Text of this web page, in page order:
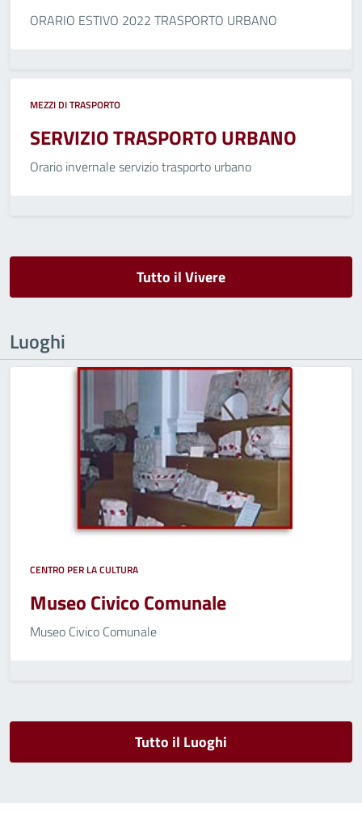
ORARIO ESTIVO 2022 TRASPORTO URBANO
MEZZI DI TRASPORTO
SERVIZIO TRASPORTO URBANO
Orario invernale servizio trasporto urbano
Tutto il Vivere
Luoghi
CENTRO PER LA CULTURA
Museo Civico Comunale
Museo Civico Comunale
Tutto il Luoghi